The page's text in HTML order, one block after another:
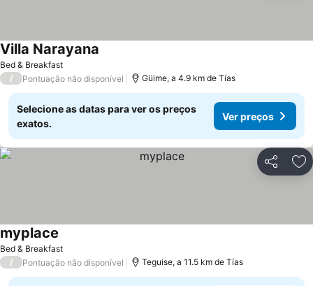
Bed & Breakfast
Villa Narayana
/ Pontuação não disponível Güime, a 4.9 km de Tías
Selecione as datas para ver os preços
exatos.
Ver preços
Partilhar
Bed & Breakfast
myplace
/ Pontuação não disponível Teguise, a 11.5 km de Tías